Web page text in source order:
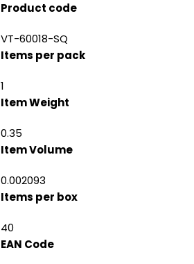
Product code
VT-60018-SQ
Items per pack
1
Item Weight
0.35
Item Volume
0.002093
Items per box
40
EAN Code